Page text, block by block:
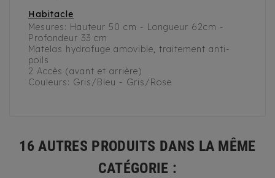
Habitacle
Mesures: Hauteur 50 cm - Longueur 62cm -
Profondeur 33 cm
Matelas hydrofuge amovible, traitement anti-
poils
2 Accès (avant et arrière)
Couleurs: Gris/Bleu - Gris/Rose
16 AUTRES PRODUITS DANS LA MÊME
CATÉGORIE :